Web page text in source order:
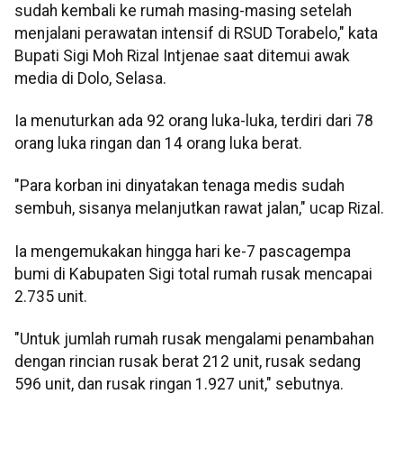
sudah kembali ke rumah masing-masing setelah
menjalani perawatan intensif di RSUD Torabelo," kata
Bupati Sigi Moh Rizal Intjenae saat ditemui awak
media di Dolo, Selasa.
Ia menuturkan ada 92 orang luka-luka, terdiri dari 78
orang luka ringan dan 14 orang luka berat.
"Para korban ini dinyatakan tenaga medis sudah
sembuh, sisanya melanjutkan rawat jalan," ucap Rizal.
Ia mengemukakan hingga hari ke-7 pascagempa
bumi di Kabupaten Sigi total rumah rusak mencapai
2.735 unit.
"Untuk jumlah rumah rusak mengalami penambahan
dengan rincian rusak berat 212 unit, rusak sedang
596 unit, dan rusak ringan 1.927 unit," sebutnya.